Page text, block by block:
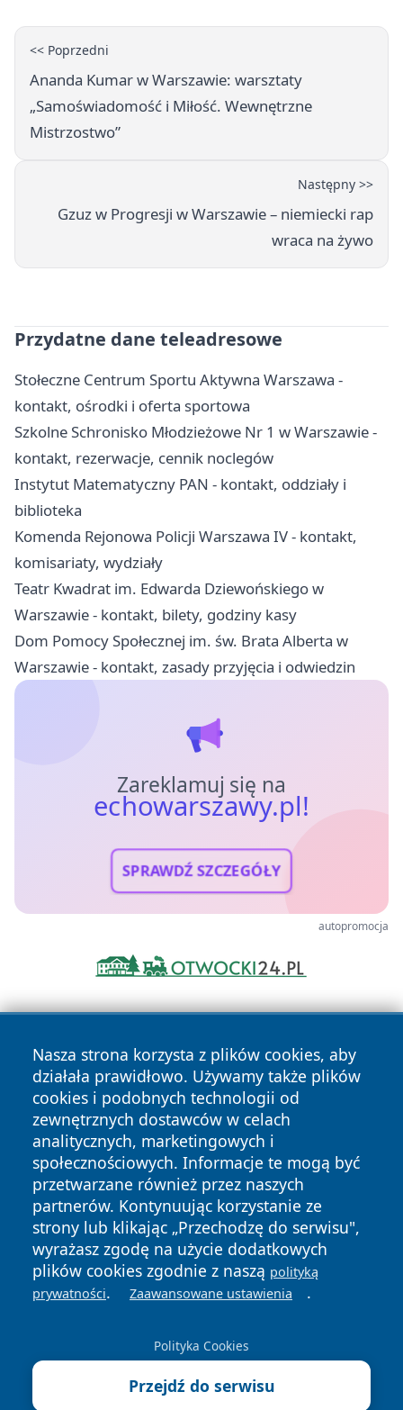
<< Poprzedni
Ananda Kumar w Warszawie: warsztaty
„Samoświadomość i Miłość. Wewnętrzne
Mistrzostwo”
Następny >>
Gzuz w Progresji w Warszawie – niemiecki rap
wraca na żywo
Przydatne dane teleadresowe
Stołeczne Centrum Sportu Aktywna Warszawa -
kontakt, ośrodki i oferta sportowa
Szkolne Schronisko Młodzieżowe Nr 1 w Warszawie -
kontakt, rezerwacje, cennik noclegów
Instytut Matematyczny PAN - kontakt, oddziały i
biblioteka
Komenda Rejonowa Policji Warszawa IV - kontakt,
komisariaty, wydziały
Teatr Kwadrat im. Edwarda Dziewońskiego w
Warszawie - kontakt, bilety, godziny kasy
Dom Pomocy Społecznej im. św. Brata Alberta w
Warszawie - kontakt, zasady przyjęcia i odwiedzin
Zareklamuj się na
echowarszawy.pl!
SPRAWDŹ SZCZEGÓŁY
autopromocja
Nasza strona korzysta z plików cookies, aby
działała prawidłowo. Używamy także plików
cookies i podobnych technologii od
zewnętrznych dostawców w celach
analitycznych, marketingowych i
społecznościowych. Informacje te mogą być
przetwarzane również przez naszych
partnerów. Kontynuując korzystanie ze
strony lub klikając „Przechodzę do serwisu",
wyrażasz zgodę na użycie dodatkowych
plików cookies zgodnie z naszą polityką
prywatności. Zaawansowane ustawienia .
Polityka Cookies
Przejdź do serwisu
Copyright © 2026 echowarszawy.pl Wszystkie prawa
zastrzeżone.
News Autorzy
Polityka
Prywatności
Polityka
Cookies